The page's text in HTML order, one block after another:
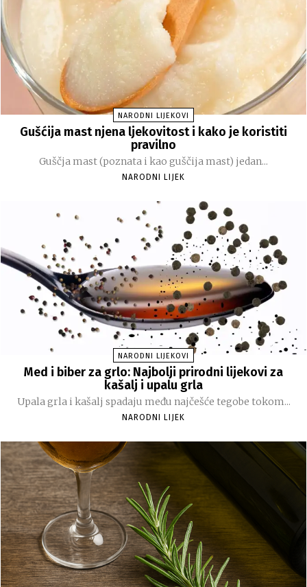
NARODNI LIJEKOVI
Gušćija mast njena ljekovitost i kako je koristiti
pravilno
Guščja mast (poznata i kao guščija mast) jedan...
NARODNI LIJEK
NARODNI LIJEKOVI
Med i biber za grlo: Najbolji prirodni lijekovi za
kašalj i upalu grla
Upala grla i kašalj spadaju među najčešće tegobe tokom...
NARODNI LIJEK